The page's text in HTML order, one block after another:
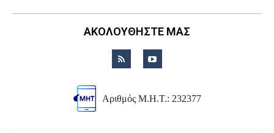
ΑΚΟΛΟΥΘΗΣΤΕ ΜΑΣ
Αριθμός Μ.Η.Τ.: 232377